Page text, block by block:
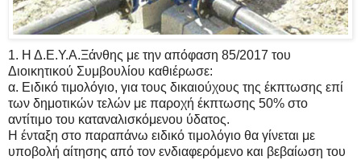
1. Η Δ.Ε.Υ.Α.Ξάνθης με την απόφαση 85/2017 του
Διοικητικού Συμβουλίου καθιέρωσε:
α. Ειδικό τιμολόγιο, για τους δικαιούχους της έκπτωσης επί
των δημοτικών τελών με παροχή έκπτωσης 50% στο
αντίτιμο του καταναλισκόμενου ύδατος.
Η ένταξη στο παραπάνω ειδικό τιμολόγιο θα γίνεται με
υποβολή αίτησης από τον ενδιαφερόμενο και βεβαίωση του